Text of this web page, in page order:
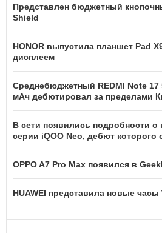
Представлен бюджетный
Shield
HONOR выпустила планшет Pad
дисплеем
Среднебюджетный REDMI Note 17
мАч дебютировал за пределами
В сети появились подробности
серии iQOO Neo, дебют которого
OPPO A7 Pro Max появился в
HUAWEI представила новые часы